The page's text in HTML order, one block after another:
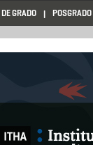
GRADO POSGRADO